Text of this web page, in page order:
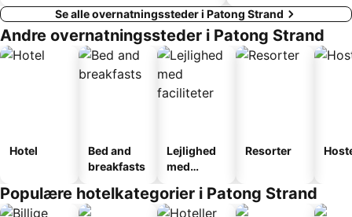
Se alle overnatningssteder i Patong Strand
Andre overnatningssteder i Patong Strand
Hotel
Bed and
breakfasts
Lejlighed
med
Resorter
Populære hotelkategorier i Patong Strand